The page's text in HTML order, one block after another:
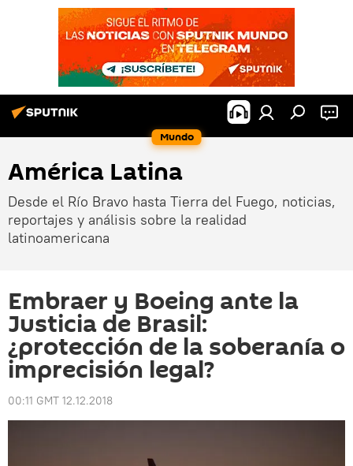
Mundo
América Latina
Desde el Río Bravo hasta Tierra del Fuego, noticias,
reportajes y análisis sobre la realidad
latinoamericana
Embraer y Boeing ante la
Justicia de Brasil:
¿protección de la soberanía o
imprecisión legal?
00:11 GMT 12.12.2018